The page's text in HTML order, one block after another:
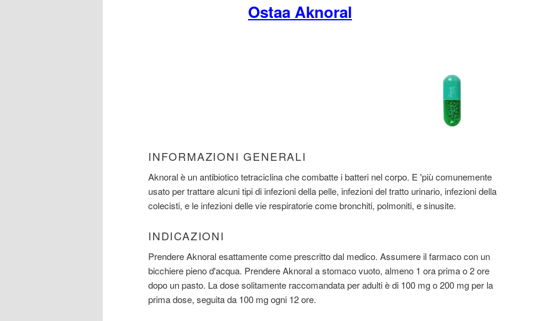
Ostaa Aknoral
INFORMAZIONI GENERALI
Aknoral è un antibiotico tetraciclina che combatte i batteri nel corpo. E 'più comunemente
usato per trattare alcuni tipi di infezioni della pelle, infezioni del tratto urinario, infezioni della
colecisti, e le infezioni delle vie respiratorie come bronchiti, polmoniti, e sinusite.
INDICAZIONI
Prendere Aknoral esattamente come prescritto dal medico. Assumere il farmaco con un
bicchiere pieno d'acqua. Prendere Aknoral a stomaco vuoto, almeno 1 ora prima o 2 ore
dopo un pasto. La dose solitamente raccomandata per adulti è di 100 mg o 200 mg per la
prima dose, seguita da 100 mg ogni 12 ore.